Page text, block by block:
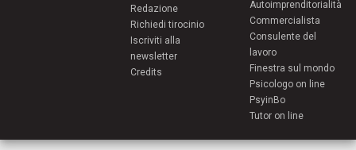
Redazione
Richiedi tirocinio
Iscriviti alla
newsletter
Credits
Autoimprenditorialità
Commercialista
Consulente del
lavoro
Finestra sul mondo
Psicologo on line
PsyinBo
Tutor on line